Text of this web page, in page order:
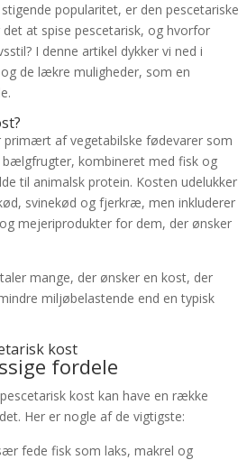
popularitet, er den pescetariske
at spise pescetarisk, og hvorfor
I denne artikel dykker vi ned i
de lækre muligheder, som en
primært af vegetabilske fødevarer som
kombineret med fisk og
til animalsk protein. Kosten udelukker
svinekød og fjerkræ, men inkluderer
mejeriprodukter for dem, der ønsker
mange, der ønsker en kost, der
miljøbelastende end en typisk
kost
fordele
kost kan have en række
Her er nogle af de vigtigste:
fede fisk som laks, makrel og